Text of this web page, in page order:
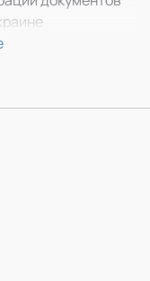
ДНР
ЛНР